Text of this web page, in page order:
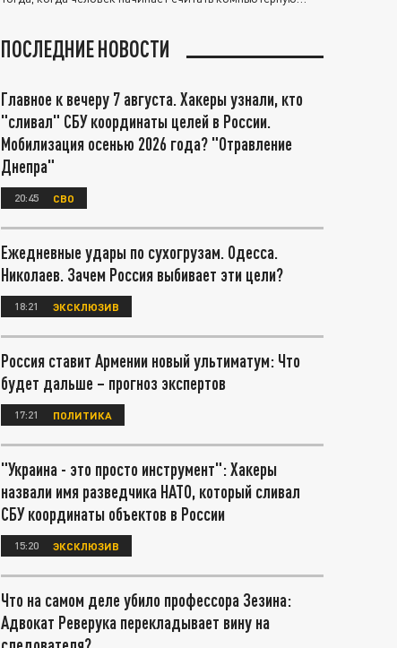
ПОСЛЕДНИЕ НОВОСТИ
Главное к вечеру 7 августа. Хакеры узнали, кто
"сливал" СБУ координаты целей в России.
Мобилизация осенью 2026 года? "Отравление
Днепра"
20:45 СВО
Ежедневные удары по сухогрузам. Одесса.
Николаев. Зачем Россия выбивает эти цели?
18:21 ЭКСКЛЮЗИВ
Россия ставит Армении новый ультиматум: Что
будет дальше – прогноз экспертов
17:21 ПОЛИТИКА
"Украина - это просто инструмент": Хакеры
назвали имя разведчика НАТО, который сливал
СБУ координаты объектов в России
15:20 ЭКСКЛЮЗИВ
Что на самом деле убило профессора Зезина:
Адвокат Реверука перекладывает вину на